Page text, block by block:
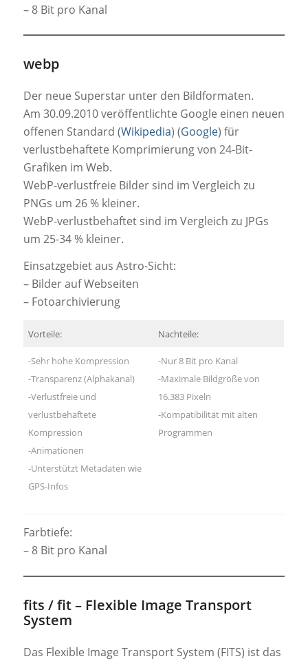
– 8 Bit pro Kanal
webp
Der neue Superstar unter den Bildformaten.
Am 30.09.2010 veröffentlichte Google einen neuen
offenen Standard (Wikipedia) (Google) für
verlustbehaftete Komprimierung von 24-Bit-
Grafiken im Web.
WebP-verlustfreie Bilder sind im Vergleich zu
PNGs um 26 % kleiner.
WebP-verlustbehaftet sind im Vergleich zu JPGs
um 25-34 % kleiner.
Einsatzgebiet aus Astro-Sicht:
– Bilder auf Webseiten
– Fotoarchivierung
Vorteile: Nachteile:
-Sehr hohe Kompression
-Transparenz (Alphakanal)
-Verlustfreie und
verlustbehaftete
Kompression
-Animationen
-Unterstützt Metadaten wie
GPS-Infos
-Nur 8 Bit pro Kanal
-Maximale Bildgröße von
16.383 Pixeln
-Kompatibilität mit alten
Programmen
Farbtiefe:
– 8 Bit pro Kanal
fits / fit – Flexible Image Transport
System
Das Flexible Image Transport System (FITS) ist das